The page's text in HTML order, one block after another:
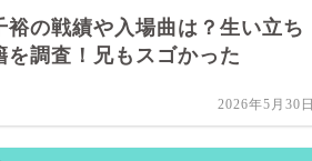
裕の戦績や入場曲は？生い立ち
を調査！兄もスゴかった
2026年5月30日